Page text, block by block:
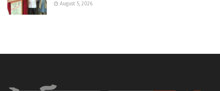
August 5, 2026